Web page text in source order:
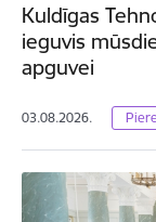
Kuldīgas
ieguvis
apguvei
03.08.2026.